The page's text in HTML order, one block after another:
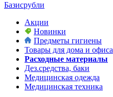
Базисрубли
Акции
Новинки
Предметы гигиены
Товары для дома и офиса
Расходные материалы
Дез.средства, баки
Медицинская одежда
Медицинская техника